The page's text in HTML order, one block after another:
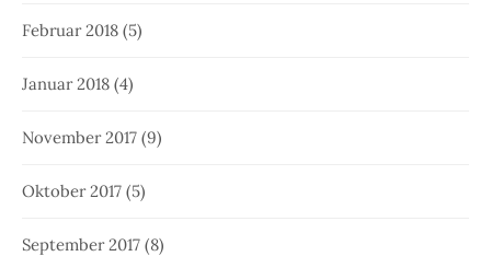
Februar 2018 (5)
Januar 2018 (4)
November 2017 (9)
Oktober 2017 (5)
September 2017 (8)